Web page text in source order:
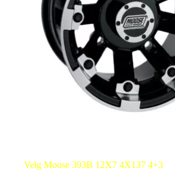
Velg Moose 393B 12X7 4X137 4+3